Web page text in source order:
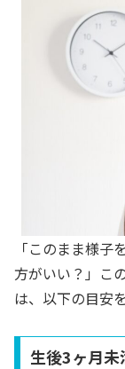
「このまま様
方がいい？」こ
は、以下の目安
生後3ヶ月未